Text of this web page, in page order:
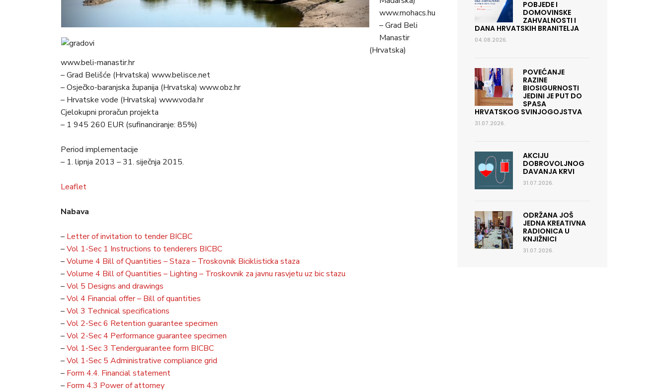
www.mohacs.hu
– Grad Beli
Manastir
(Hrvatska)
www.beli-manastir.hr
– Grad Belišće (Hrvatska) www.belisce.net
– Osječko-baranjska županija (Hrvatska) www.obz.hr
– Hrvatske vode (Hrvatska) www.voda.hr
Cjelokupni proračun projekta
– 1 945 260 EUR (sufinanciranje: 85%)
Period implementacije
– 1. lipnja 2013 – 31. siječnja 2015.
Leaflet
Nabava
– Letter of invitation to tender BICBC
–Vol 1-Sec 1 Instructions to tenderers BICBC
–Volume 4 Bill of Quantities – Staza – Troskovnik Biciklisticka staza
–Volume 4 Bill of Quantities – Lighting – Troskovnik za javnu rasvjetu uz bic stazu
–Vol 5 Designs and drawings
–Vol 4 Financial offer – Bill of quantities
–Vol 3 Technical specifications
–Vol 2-Sec 6 Retention guarantee specimen
–Vol 2-Sec 4 Performance guarantee specimen
–Vol 1-Sec 3 Tenderguarantee form BICBC
–Vol 1-Sec 5 Administrative compliance grid
– Form 4.4. Financial statement
– Form 4.3 Power of attorney
POBJEDE I
DOMOVINSKE
ZAHVALNOSTI I
DANA HRVATSKIH BRANITELJA
04.08.2026.
POVEĆANJE
RAZINE
BIOSIGURNOSTI
JEDINI JE PUT DO
SPASA
HRVATSKOG SVINJOGOJSTVA
31.07.2026.
AKCIJU
DOBROVOLJNOG
DAVANJA KRVI
31.07.2026.
ODRŽANA JOŠ
JEDNA KREATIVNA
RADIONICA U
KNJIŽNICI
31.07.2026.